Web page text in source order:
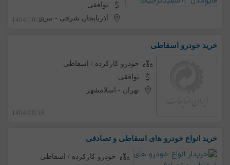
توافقی
آذربایجان شرقی -تبریز1404/10/16
خرید خودرو اسقاطی
خودرو کارکرده / اسقاطی
توافقی
تهران - اسلامشهر
1404/08/18
خرید انواع خودرو های اسقاطی و تصادفی
خودرو کارکرده / اسقاطی